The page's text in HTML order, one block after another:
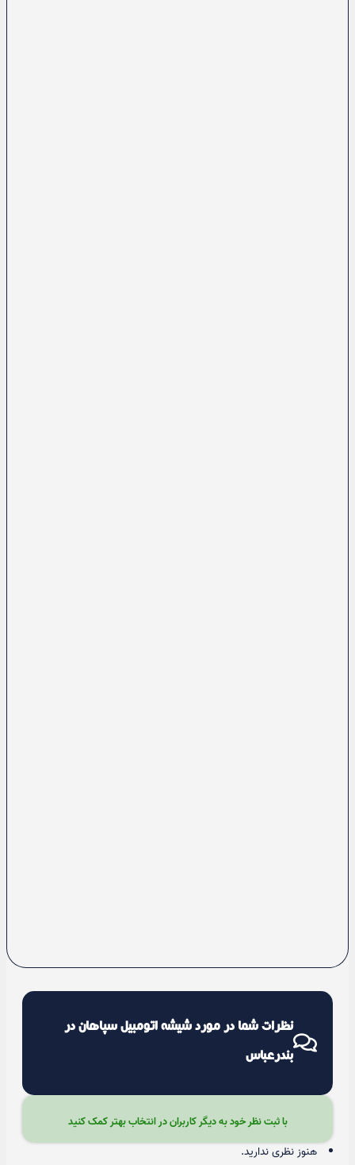
نظرات شما در مورد شیشه اتومبیل سپاهان در
بندرعباس
با ثبت نظر خود به دیگر کاربران در انتخاب بهتر کمک کنید
هنوز نظری ندارید.